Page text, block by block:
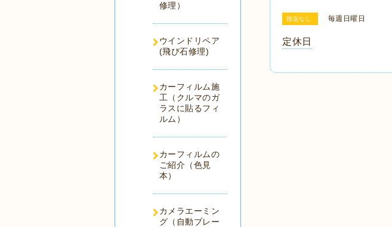
指定なし 毎週日曜日
定休日
修理）
ウインドリペア
(飛び石修理)
カーフィルム施
工（クルマのガ
ラスに貼るフィ
ルム）
カーフィルムの
ご紹介（色見
本）
カメラエーミン
グ（自動ブレー